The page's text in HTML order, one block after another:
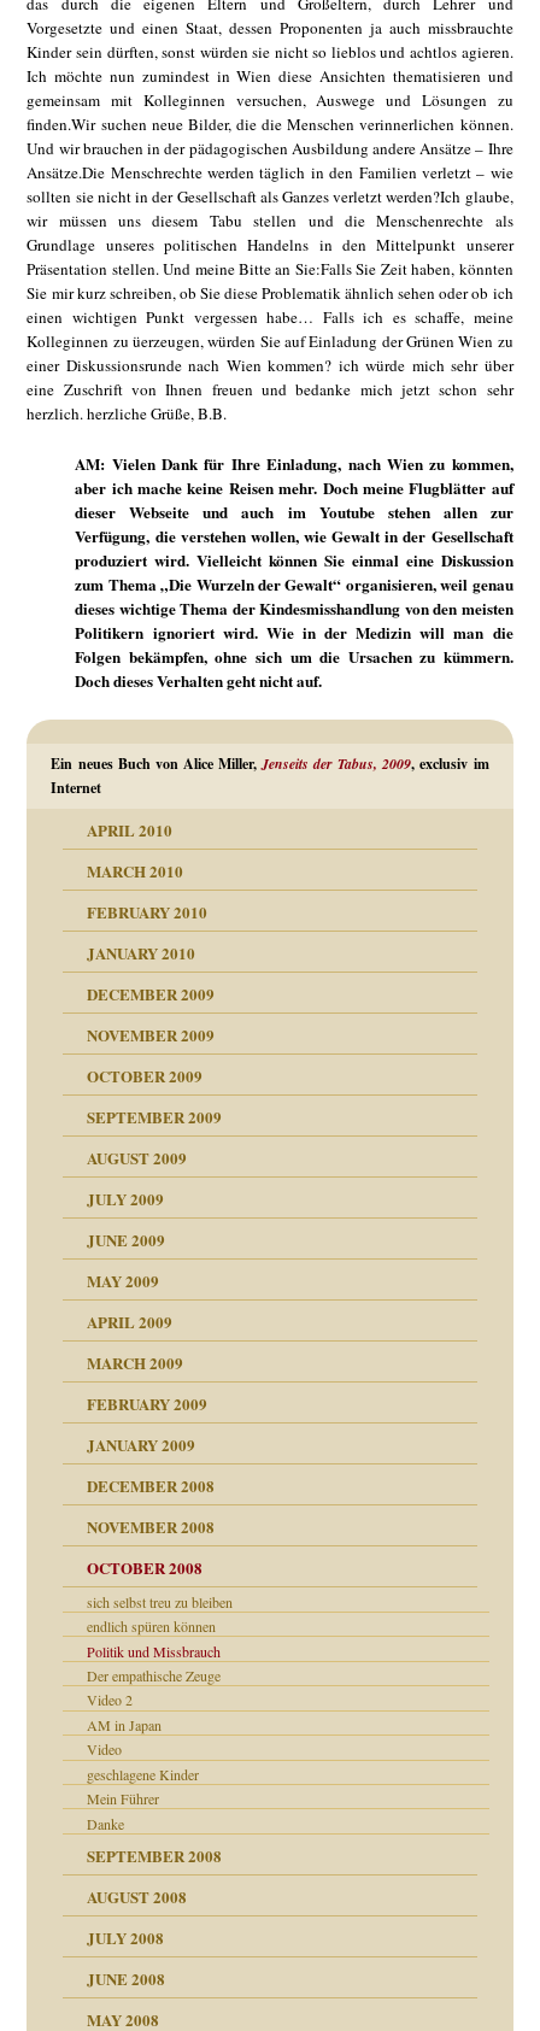
Vorgesetzte und einen Staat, dessen Proponenten ja auch missbrauchte
Kinder sein dürften, sonst würden sie nicht so lieblos und achtlos agieren.
Ich möchte nun zumindest in Wien diese Ansichten thematisieren und
gemeinsam mit Kolleginnen versuchen, Auswege und Lösungen zu
finden.Wir suchen neue Bilder, die die Menschen verinnerlichen können.
Und wir brauchen in der pädagogischen Ausbildung andere Ansätze – Ihre
Ansätze.Die Menschrechte werden täglich in den Familien verletzt – wie
sollten sie nicht in der Gesellschaft als Ganzes verletzt werden?Ich glaube,
wir müssen uns diesem Tabu stellen und die Menschenrechte als
Grundlage unseres politischen Handelns in den Mittelpunkt unserer
Präsentation stellen. Und meine Bitte an Sie:Falls Sie Zeit haben, könnten
Sie mir kurz schreiben, ob Sie diese Problematik ähnlich sehen oder ob ich
einen wichtigen Punkt vergessen habe… Falls ich es schaffe, meine
Kolleginnen zu üerzeugen, würden Sie auf Einladung der Grünen Wien zu
einer Diskussionsrunde nach Wien kommen? ich würde mich sehr über
eine Zuschrift von Ihnen freuen und bedanke mich jetzt schon sehr
herzlich. herzliche Grüße, B.B.
AM: Vielen Dank für Ihre Einladung, nach Wien zu kommen,
aber ich mache keine Reisen mehr. Doch meine Flugblätter auf
dieser Webseite und auch im Youtube stehen allen zur
Verfügung, die verstehen wollen, wie Gewalt in der Gesellschaft
produziert wird. Vielleicht können Sie einmal eine Diskussion
zum Thema „Die Wurzeln der Gewalt“ organisieren, weil genau
dieses wichtige Thema der Kindesmisshandlung von den meisten
Politikern ignoriert wird. Wie in der Medizin will man die
Folgen bekämpfen, ohne sich um die Ursachen zu kümmern.
Doch dieses Verhalten geht nicht auf.
Ein neues Buch von Alice Miller,Jenseits der Tabus, 2009, exclusiv im
Internet
APRIL 2010
MARCH 2010
FEBRUARY 2010
JANUARY 2010
DECEMBER 2009
NOVEMBER 2009
OCTOBER 2009
SEPTEMBER 2009
AUGUST 2009
JULY 2009
JUNE 2009
MAY 2009
APRIL 2009
MARCH 2009
FEBRUARY 2009
JANUARY 2009
DECEMBER 2008
NOVEMBER 2008
OCTOBER 2008
sich selbst treu zu bleiben
endlich spüren können
Politik und Missbrauch
Der empathische Zeuge
Video 2
AM in Japan
Video
geschlagene Kinder
Mein Führer
Danke
SEPTEMBER 2008
AUGUST 2008
JULY 2008
JUNE 2008
MAY 2008